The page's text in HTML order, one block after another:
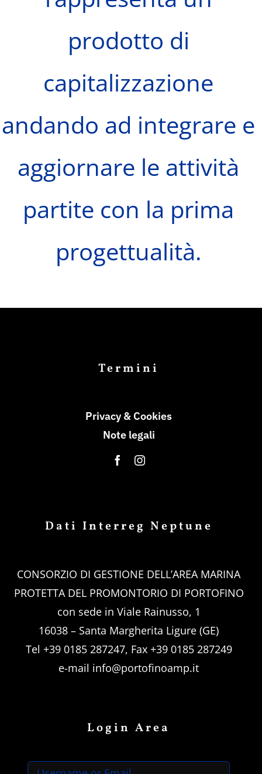
prodotto di
capitalizzazione
andando ad integrare e
aggiornare le attività
partite con la prima
progettualità.
Termini
Privacy & Cookies
Note legali
Dati Interreg Neptune
CONSORZIO DI GESTIONE DELL’AREA MARINA
PROTETTA DEL PROMONTORIO DI PORTOFINO
con sede in Viale Rainusso, 1
16038 – Santa Margherita Ligure (GE)
Tel +39 0185 287247, Fax +39 0185 287249
e-mail info@portofinoamp.it
Login Area